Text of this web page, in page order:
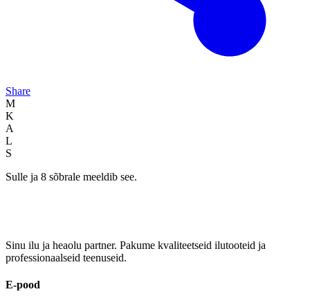
Share
M
K
A
L
S
Sulle ja 8 sõbrale meeldib see.
Sinu ilu ja heaolu partner. Pakume kvaliteetseid ilutooteid ja
professionaalseid teenuseid.
E-pood